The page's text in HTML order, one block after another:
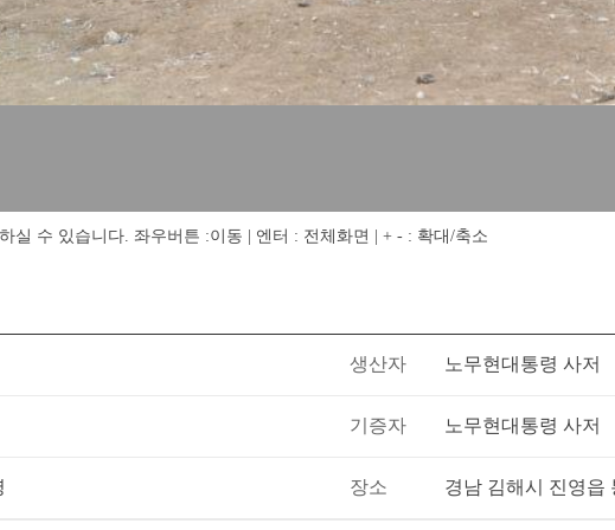
실 수 있습니다. 좌우버튼 :이동 | 엔터 : 전체화면 | + - : 확대/축소
생산자 노무현대통령 사저
기증자 노무현대통령 사저
장소 경남 김해시 진영읍